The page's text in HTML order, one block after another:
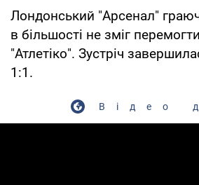
Лондонський "Арсенал"
в більшості не зміг
"Атлетіко". Зустріч
1:1.
Відео